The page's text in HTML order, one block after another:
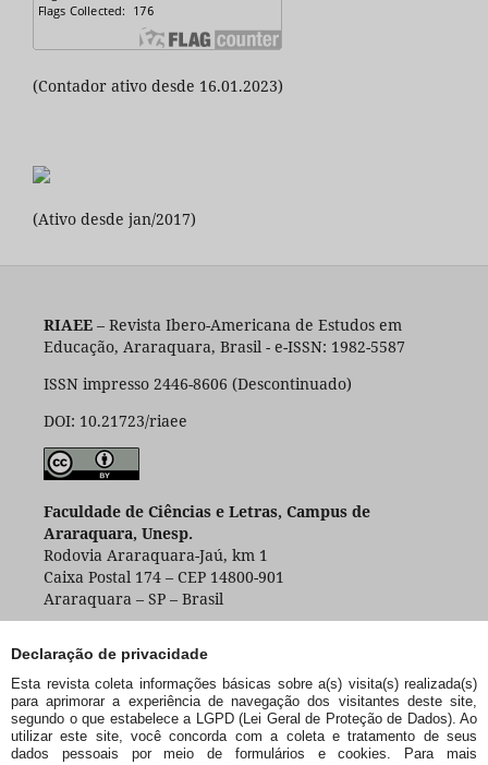
Declaração de privacidade
Esta revista coleta informações básicas sobre a(s) visita(s) realizada(s)
para aprimorar a experiência de navegação dos visitantes deste site,
segundo o que estabelece a LGPD (Lei Geral de Proteção de Dados). Ao
utilizar este site, você concorda com a coleta e tratamento de seus
dados pessoais por meio de formulários e cookies. Para mais
(Contador ativo desde 16.01.2023)
(Ativo desde jan/2017)
RIAEE– Revista Ibero-Americana de Estudos em
Educação, Araraquara, Brasil - e-ISSN: 1982-5587
ISSN impresso 2446-8606 (Descontinuado)
DOI: 10.21723/riaee
Faculdade de Ciências e Letras, Campus de
Araraquara, Unesp.
Rodovia Araraquara-Jaú, km 1
Caixa Postal 174 – CEP 14800-901
Araraquara – SP – Brasil